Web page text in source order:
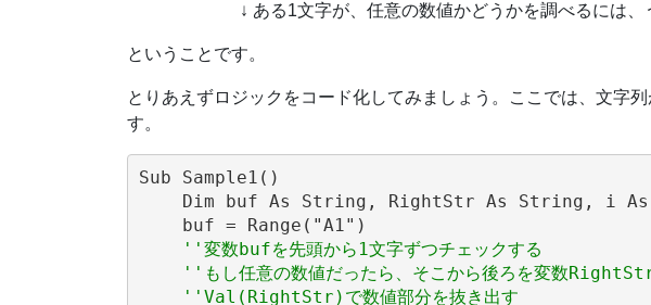
↓ ある1文字が、任意の数値かどうかを調べるには、
ということです。
とりあえずロジックをコード化してみましょう。ここでは、文字
す。
Sub Sample1()
Dim buf As String, RightStr As String, i
    buf = Range("A1")
''変数bufを先頭から1文字ずつチェックする
''もし任意の数値だったら、そこから後ろを変数
''Val(RightStr)で数値部分を抜き出す